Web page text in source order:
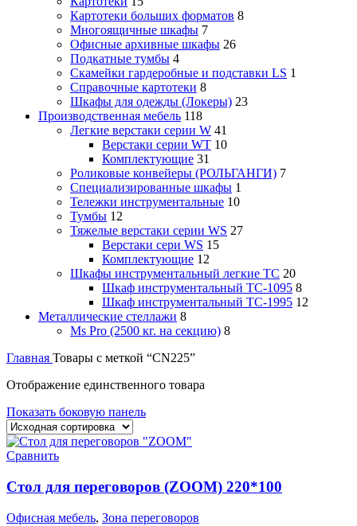
Картотеки больших форматов 8
Многоящичные шкафы 7
Офисные архивные шкафы 26
Подкатные тумбы 4
Скамейки гардеробные и подставки LS 1
Справочные картотеки 8
Шкафы для одежды (Локеры) 23
Производственная мебель 118
Легкие верстаки серии W 41
Верстаки серии WT 10
Комплектующие 31
Роликовые конвейеры (РОЛЬГАНГИ) 7
Специализированные шкафы 1
Тележки инструментальные 10
Тумбы 12
Тяжелые верстаки серии WS 27
Верстаки сери WS 15
Комплектующие 12
Шкафы инструментальный легкие ТС 20
Шкаф инструментальный TC-1095 8
Шкаф инструментальный TC-1995 12
Металлические стеллажи 8
Ms Pro (2500 кг. на секцию) 8
Главная Товары с меткой “CN225”
Отображение единственного товара
Показать боковую панель
Сравнить
Стол для переговоров (ZOOM) 220*100
Офисная мебель, Зона переговоров